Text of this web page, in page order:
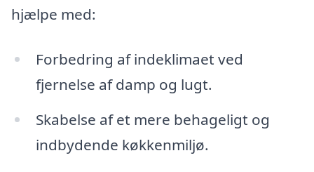
hjælpe med:
Forbedring af indeklimaet ved
fjernelse af damp og lugt.
Skabelse af et mere behageligt og
indbydende køkkenmiljø.